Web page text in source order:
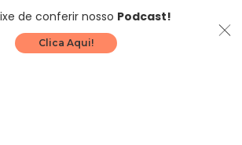
de conferir nosso Podcast!
Clica Aqui!